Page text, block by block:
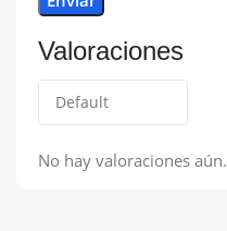
Valoraciones
No hay valoraciones aún.